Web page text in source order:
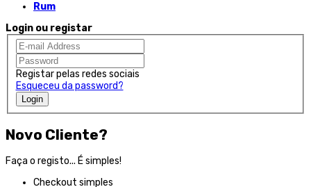
Rum
Login ou registar
Registar pelas redes sociais
Esqueceu da password?
Login
Novo Cliente?
Faça o registo... É simples!
Checkout simples